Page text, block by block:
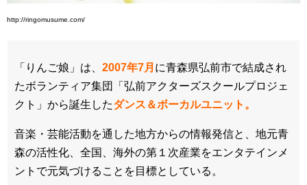
http://ringomusume.com/
「りんご娘」は、 2007年7月 に青森県弘前市で結成され
たボランティア集団「弘前アクターズスクールプロジェ
クト」から誕生したダンス＆ボーカルユニット。
音楽・芸能活動を通した地方からの情報発信と、地元青
森の活性化、全国、海外の第１次産業をエンタテインメ
ントで元気づけることを目標としている。